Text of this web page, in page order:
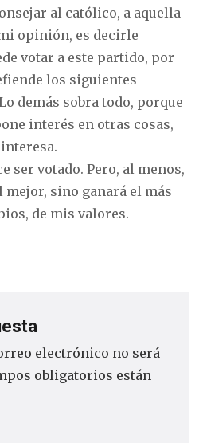
al católico, a aquella
opinión, es decirle
votar a este partido, por
los siguientes
demás sobra todo, porque
interés en otras cosas,
ser votado. Pero, al menos,
mejor, sino ganará el más
de mis valores.
electrónico no será
obligatorios están